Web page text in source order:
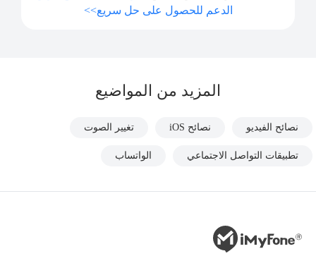
الدعم للحصول على حل سريع>>
المزيد من المواضيع
نصائح الفيديو نصائح iOS تغيير الصوت
تطبيقات التواصل الاجتماعي الواتساب